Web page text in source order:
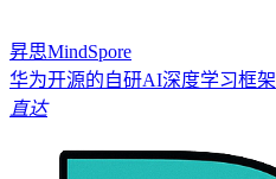
昇思MindSpore
华为开源的自研AI深度学习框架
直达